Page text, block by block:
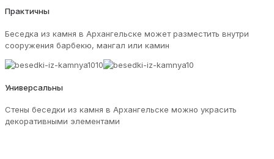
Практичны
Беседка из камня в Архангельске может разместить внутри
сооружения барбекю, мангал или камин
Универсальны
Стены беседки из камня в Архангельске можно украсить
декоративными элементами